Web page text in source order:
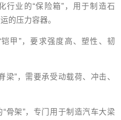
行业的“保险箱”，用于制造石
的压力容器。
铠甲”，要求强度高、塑性、韧
梁”，需要承受动载荷、冲击、
“骨架”，专门用于制造汽车大梁